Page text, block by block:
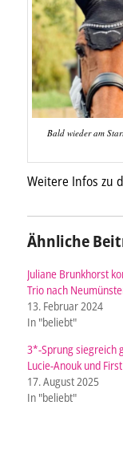
Bald wieder am
Weitere Infos zu
Ähnliche
Juliane Brunkhorst
Trio nach
13. Februar 2024
In "beliebt"
3*-Sprung siegreich
Lucie-Anouk und
17. August 2025
In "beliebt"